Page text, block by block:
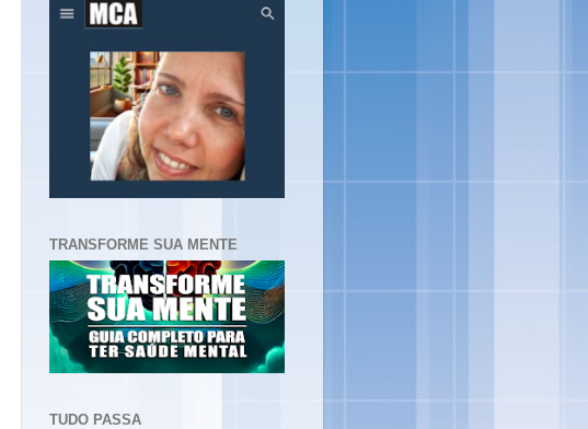
TRANSFORME SUA MENTE
TUDO PASSA